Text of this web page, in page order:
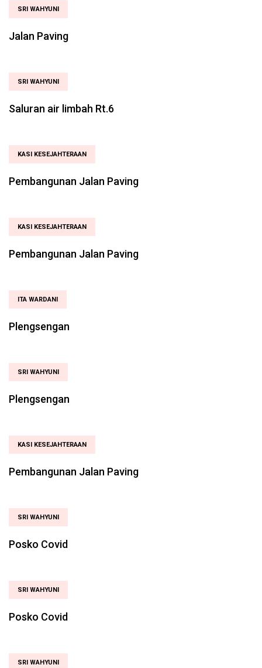
SRI WAHYUNI
Jalan Paving
SRI WAHYUNI
Saluran air limbah Rt.6
KASI KESEJAHTERAAN
Pembangunan Jalan Paving
KASI KESEJAHTERAAN
Pembangunan Jalan Paving
ITA WARDANI
Plengsengan
SRI WAHYUNI
Plengsengan
KASI KESEJAHTERAAN
Pembangunan Jalan Paving
SRI WAHYUNI
Posko Covid
SRI WAHYUNI
Posko Covid
SRI WAHYUNI